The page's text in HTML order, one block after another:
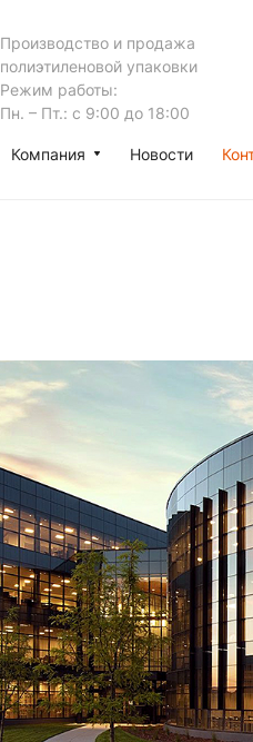
Производство и продажа
полиэтиленовой упаковки
Режим работы:
Пн. – Пт.: с 9:00 до 18:00
Компания Новости